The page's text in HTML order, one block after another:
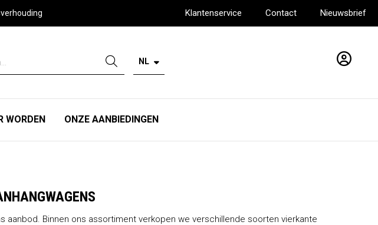
Klantenservice Contact Nieuwsbrief
NL
WORDEN ONZE AANBIEDINGEN
aanbod. Binnen ons assortiment verkopen we verschillende soorten vierkante